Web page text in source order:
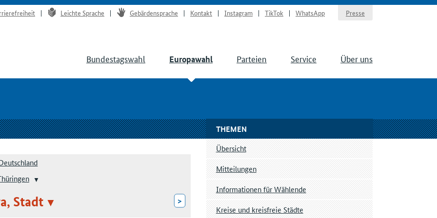
Leichte Sprache Gebärdensprache Kontakt Instagram TikTok WhatsApp Presse
Bundestagswahl Europawahl Parteien Service Über uns
Stadt >
THEMEN
Übersicht
Mitteilungen
Informationen für Wählende
Kreise und kreisfreie Städte